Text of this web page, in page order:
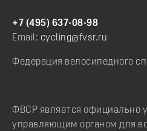
+7 (495) 637-08-98
Email: cycling@fvsr.ru
Федерация велосипедного
ФВСР является официально
управляющим органом для